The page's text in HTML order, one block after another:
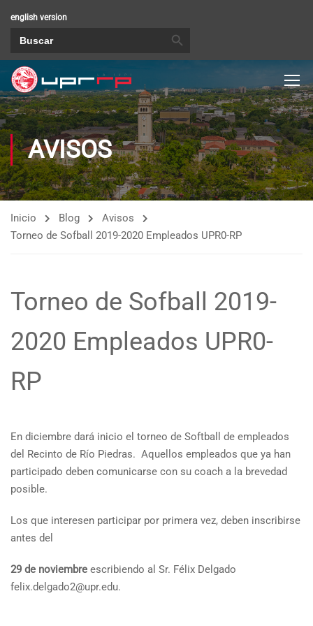
english version
AVISOS
Inicio Blog
Avisos
Torneo de Sofball 2019-2020 Empleados UPR0-RP
Torneo de Sofball 2019-
2020 Empleados UPR0-
RP
En diciembre dará inicio el torneo de Softball de empleados
del Recinto de Río Piedras. Aquellos empleados que ya han
participado deben comunicarse con su coach a la brevedad
posible.
Los que interesen participar por primera vez, deben inscribirse
antes del
29 de noviembre escribiendo al Sr. Félix Delgado
felix.delgado2@upr.edu.